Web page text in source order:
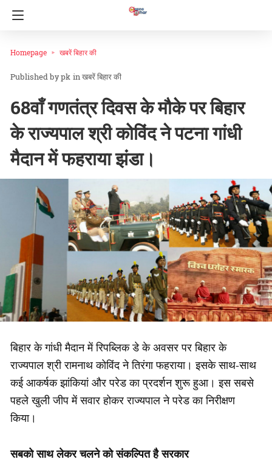
Homepage खबरें बिहार की
pk inखबरें बिहार की
68वाँ गणतंत्र दिवस के मौके पर बिहार
के राज्यपाल श्री कोविंद ने पटना गांधी
मैदान में फहराया झंडा।
बिहार के गांधी मैदान में रिपब्लिक डे के अवसर पर बिहार के
राज्यपाल श्री रामनाथ कोविंद ने तिरंगा फहराया। इसके साथ-साथ
कई आकर्षक झांकियां और परेड का प्रदर्शन शुरू हुआ। इस सबसे
पहले खुली जीप में सवार होकर राज्यपाल ने परेड का निरीक्षण
किया।
सबको साथ लेकर चलने को संकल्पित है सरकार